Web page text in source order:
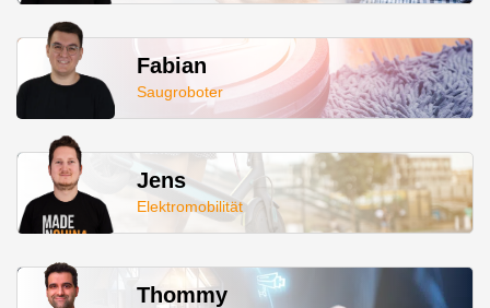
Fabian
Saugroboter
Jens
Elektromobilität
Thommy